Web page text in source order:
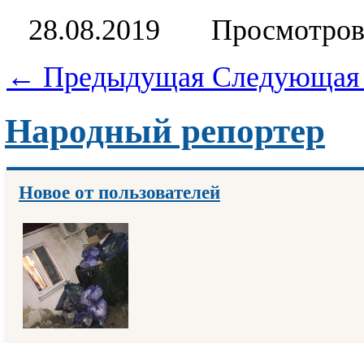
28.08.2019
← Предыдущая
Народный репортер
Новое от пользователей